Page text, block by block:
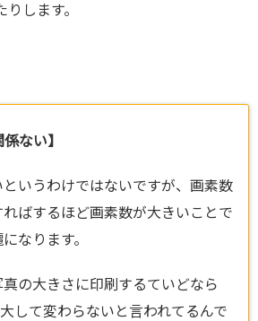
します。
ない】
というわけではないですが、画素数
ばするほど画素数が大きいことで
なります。
の大きさに印刷するていどなら
して変わらないと言われてるんで